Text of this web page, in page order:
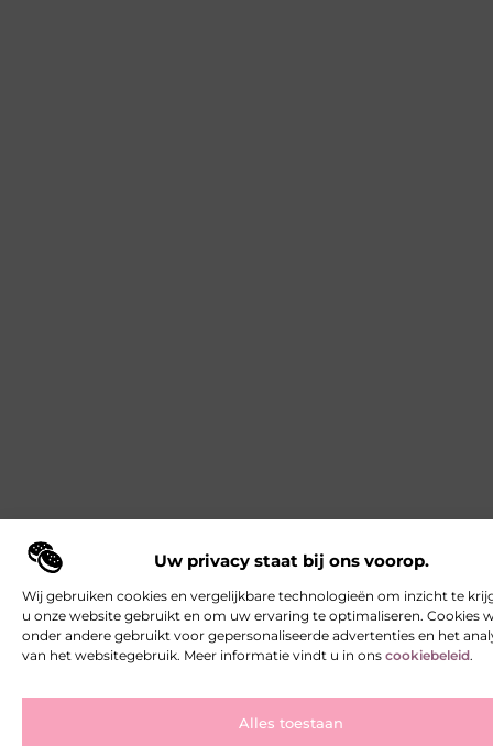
Uw privacy staat bij ons voorop.
Wij gebruiken cookies en vergelijkbare technologieën om inzicht te
u onze website gebruikt en om uw ervaring te optimaliseren. Cookies
onder andere gebruikt voor gepersonaliseerde advertenties en het
van het websitegebruik. Meer informatie vindt u in ons cookiebeleid.
Alles toestaan